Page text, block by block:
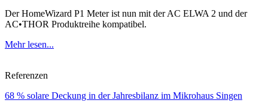
Der HomeWizard P1 Meter ist nun mit der AC ELWA 2 und der
AC•THOR Produktreihe kompatibel.
Mehr lesen...
Referenzen
68 % solare Deckung in der Jahresbilanz im Mikrohaus Singen